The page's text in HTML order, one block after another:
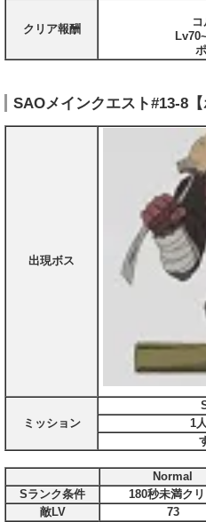
クリア報酬
SAOメインクエスト#13-8【
出現ボス
ミッション
1
Normal
Sランク条件
180秒未満ク
敵LV
73